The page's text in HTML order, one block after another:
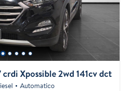
crdi Xpossible 2wd 141cv dct
Automatico